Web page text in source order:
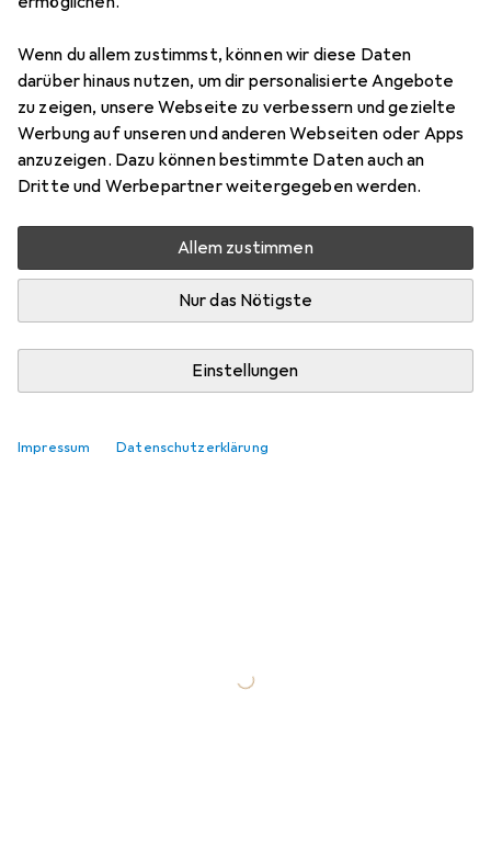
Wenn du allem zustimmst, können wir diese Daten
darüber hinaus nutzen, um dir personalisierte Angebote
zu zeigen, unsere Webseite zu verbessern und gezielte
Werbung auf unseren und anderen Webseiten oder Apps
anzuzeigen. Dazu können bestimmte Daten auch an
Dritte und Werbepartner weitergegeben werden.
Allem zustimmen
Nur das Nötigste
Einstellungen
Impressum Datenschutzerklärung